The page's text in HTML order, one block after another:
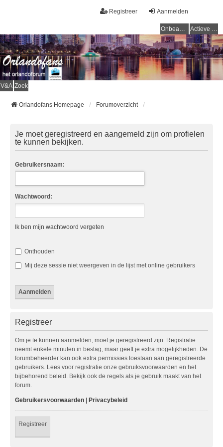
Aanmelden
Registreer
Onbeantwoorde onderwerpen Actieve onderwerpen
V&A Zoek
Orlandofans Homepage Forumoverzicht
Je moet geregistreerd en aangemeld zijn om profielen
te kunnen bekijken.
Gebruikersnaam:
Wachtwoord:
Ik ben mijn wachtwoord vergeten
Onthouden
Mij deze sessie niet weergeven in de lijst met online gebruikers
Registreer
Om je te kunnen aanmelden, moet je geregistreerd zijn. Registratie
neemt enkele minuten in beslag, maar geeft je extra mogelijkheden. De
forumbeheerder kan ook extra permissies toestaan aan geregistreerde
gebruikers. Lees voor registratie onze gebruiksvoorwaarden en het
bijbehorend beleid. Bekijk ook de regels als je gebruik maakt van het
forum.
Gebruikersvoorwaarden | Privacybeleid
Registreer